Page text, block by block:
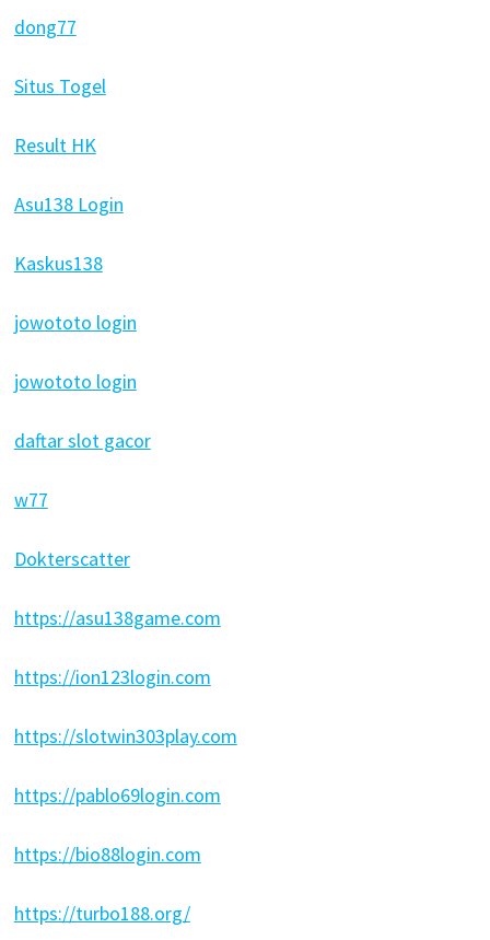
dong77
Situs Togel
Result HK
Asu138 Login
Kaskus138
jowototo login
jowototo login
daftar slot gacor
w77
Dokterscatter
https://asu138game.com
https://ion123login.com
https://slotwin303play.com
https://pablo69login.com
https://bio88login.com
https://turbo188.org/